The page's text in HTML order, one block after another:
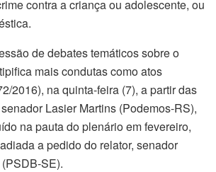
contra a criança ou adolescente, ou
de debates temáticos sobre o
mais condutas como atos
2016), na quinta-feira (7), a partir das
Lasier Martins (Podemos-RS),
na pauta do plenário em fevereiro,
a pedido do relator, senador
SE).